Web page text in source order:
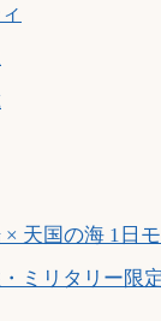
× 天国の海 1日
・ミリタリー限